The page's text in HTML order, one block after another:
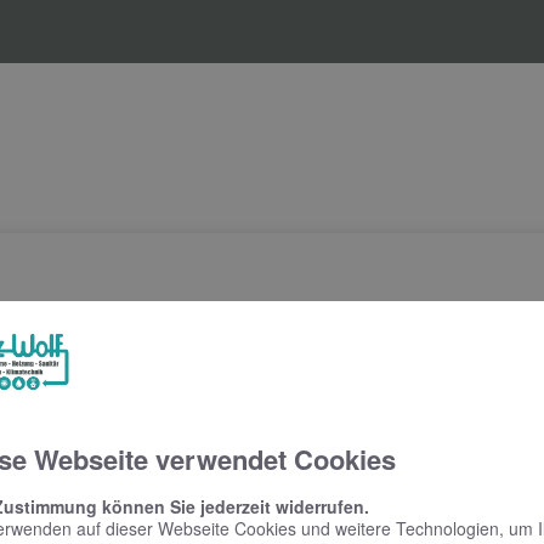
Webseite verwendet Cookies
können Sie jederzeit widerrufen.
auf dieser Webseite Cookies und weitere Technologien, um